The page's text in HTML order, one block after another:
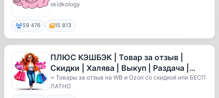
Wildberries • Ozon • Бесплатно • Р
skidkology
59 476 15 813
ПЛЮС КЭШБЭК | Товар за отзыв |
Скидки | Халява | Выкуп | Раздача |
Кешбэк | Wildberries | Ozon | Рек
⭐️ Товары за отзыв на WB и Ozon со скидкой или БЕСП
ЛАТНО